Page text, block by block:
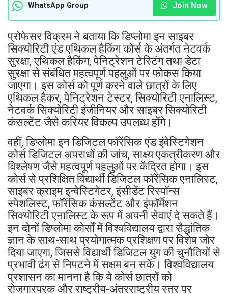
WhatsApp Group Join Now
प्रोफेसर विक्रम ने बताया कि डिप्लोमा इन साइबर
सिक्योरिटी एंड एथिकल हैकिंग कोर्स के अंतर्गत नेटवर्क
सुरक्षा, एथिकल हैकिंग, पेनिट्रेशन टेस्टिंग तथा डेटा
सुरक्षा से संबंधित महत्वपूर्ण पहलुओं पर फोकस किया
जाएगा। इस कोर्स को पूर्ण करने वाले छात्रों के लिए
एथिकल हैकर, पेनिट्रेशन टेस्टर, सिक्योरिटी एनालिस्ट,
नेटवर्क सिक्योरिटी इंजीनियर और साइबर सिक्योरिटी
कंसल्टेंट जैसे करियर विकल्प उपलब्ध होंगे।
वहीं, डिप्लोमा इन डिजिटल फॉरेंसिक एंड इंवेस्टिगेशन
कोर्स डिजिटल अपराधों की जांच, साक्ष्य एकत्रीकरण और
विश्लेषण जैसे महत्वपूर्ण पहलुओं पर केंद्रित होगा। इस
कोर्स से प्रशिक्षित विद्यार्थी डिजिटल फॉरेंसिक एनालिस्ट,
साइबर क्राइम इन्वेस्टिगेटर, इंसीडेंट रिस्पॉन्स
स्पेशलिस्ट, फॉरेंसिक कंसल्टेंट और इंफॉर्मेशन
सिक्योरिटी एनालिस्ट के रूप में अपनी सेवाएं दे सकते हैं।
इन दोनों डिप्लोमा कोर्सों में विश्वविद्यालय द्वारा सैद्धांतिक
ज्ञान के साथ-साथ प्रयोगात्मक प्रशिक्षण पर विशेष जोर
दिया जाएगा, जिससे विद्यार्थी डिजिटल युग की चुनौतियों से
प्रभावी ढंग से निपटने में सक्षम बन सकें। विश्वविद्यालय
प्रशासन का मानना है कि ये कोर्स छात्रों को
रोजगारपरक और राष्ट्रीय-अंतरराष्ट्रीय स्तर पर